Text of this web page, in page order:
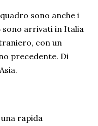
sono anche i
sono arrivati in Italia
con un
precedente. Di
rapida